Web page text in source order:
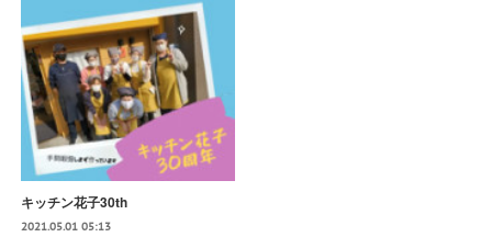
キッチン花子30th
2021.05.01 05:13